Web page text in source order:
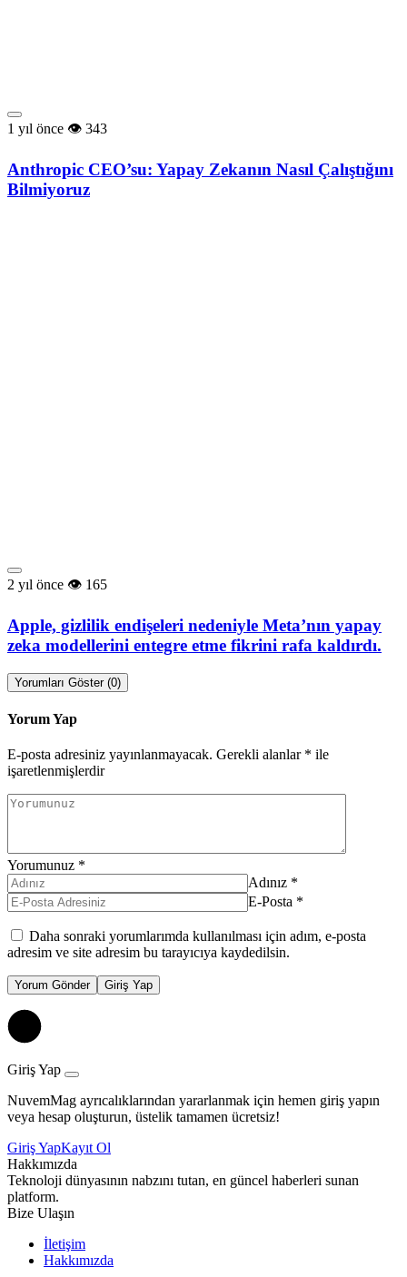
1 yıl önce 343
Anthropic CEO’su: Yapay Zekanın Nasıl Çalıştığını
Bilmiyoruz
2 yıl önce 165
Apple, gizlilik endişeleri nedeniyle Meta’nın yapay
zeka modellerini entegre etme fikrini rafa kaldırdı.
Yorumları Göster (0)
Yorum Yap
E-posta adresiniz yayınlanmayacak. Gerekli alanlar * ile
işaretlenmişlerdir
Yorumunuz *
Adınız *
E-Posta *
Daha sonraki yorumlarımda kullanılması için adım, e-posta
adresim ve site adresim bu tarayıcıya kaydedilsin.
Yorum Gönder Giriş Yap
Giriş Yap
NuvemMag ayrıcalıklarından yararlanmak için hemen giriş yapın
veya hesap oluşturun, üstelik tamamen ücretsiz!
Giriş YapKayıt Ol
Hakkımızda
Teknoloji dünyasının nabzını tutan, en güncel haberleri sunan
platform.
Bize Ulaşın
İletişim
Hakkımızda